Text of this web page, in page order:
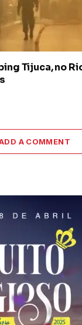
Tijuca, no
A COMMENT